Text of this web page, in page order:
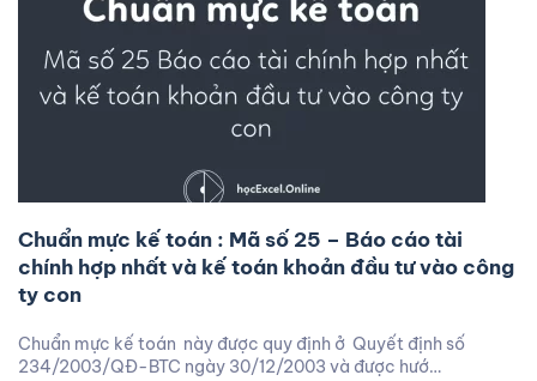
Chuẩn mực kế toán : Mã số 25 – Báo cáo tài
chính hợp nhất và kế toán khoản đầu tư vào công
ty con
Chuẩn mực kế toán này được quy định ở Quyết định số
234/2003/QĐ-BTC ngày 30/12/2003 và được hướ…